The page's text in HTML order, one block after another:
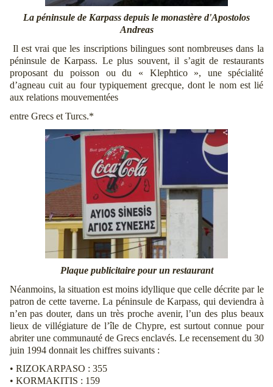
La péninsule de Karpass depuis le monastère d'Apostolos
Andreas
Il est vrai que les inscriptions bilingues sont nombreuses dans la
péninsule de Karpass. Le plus souvent, il s’agit de restaurants
proposant du poisson ou du « Klephtico », une spécialité
d’agneau cuit au four typiquement grecque, dont le nom est lié
aux relations mouvementées
entre Grecs et Turcs.*
Plaque publicitaire pour un restaurant
Néanmoins, la situation est moins idyllique que celle décrite par le
patron de cette taverne. La péninsule de Karpass, qui deviendra à
n’en pas douter, dans un très proche avenir, l’un des plus beaux
lieux de villégiature de l’île de Chypre, est surtout connue pour
abriter une communauté de Grecs enclavés. Le recensement du 30
juin 1994 donnait les chiffres suivants :
• RIZOKARPASO : 355
• KORMAKITIS : 159